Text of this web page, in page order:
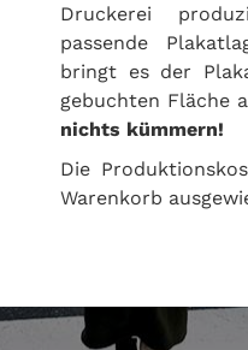
Druckerei
passende
bringt es der
gebuchten Fläche
nichts kümmern!
Die
Warenkorb